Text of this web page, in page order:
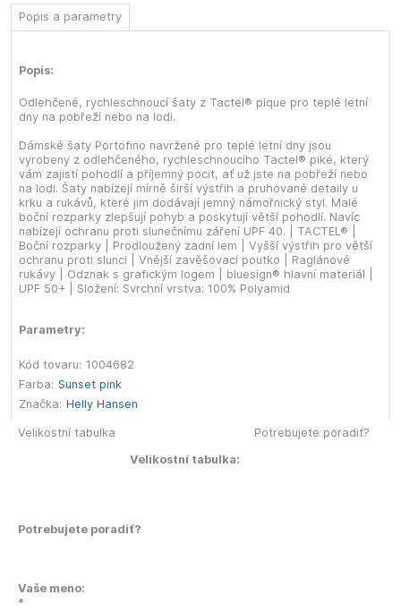
Popis a parametry
Popis:
Odlehčené, rychleschnoucí šaty z Tactel® pique pro teplé letní
dny na pobřeží nebo na lodi.
Dámské šaty Portofino navržené pro teplé letní dny jsou
vyrobeny z odlehčeného, rychleschnoucího Tactel® piké, který
vám zajistí pohodlí a příjemný pocit, ať už jste na pobřeží nebo
na lodi. Šaty nabízejí mírně širší výstřih a pruhované detaily u
krku a rukávů, které jim dodávají jemný námořnický styl. Malé
boční rozparky zlepšují pohyb a poskytují větší pohodlí. Navíc
nabízejí ochranu proti slunečnímu záření UPF 40. | TACTEL® |
Boční rozparky | Prodloužený zadní lem | Vyšší výstřih pro větší
ochranu proti slunci | Vnější zavěšovací poutko | Raglánové
rukávy | Odznak s grafickým logem | bluesign® hlavní materiál |
UPF 50+ | Složení: Svrchní vrstva: 100% Polyamid
Parametry:
Kód tovaru: 1004682
Farba: Sunset pink
Značka: Helly Hansen
Velikostní tabulka
Velikostní tabulka:
Potrebujete poradiť?
Potrebujete poradiť?
Vaše meno:
*